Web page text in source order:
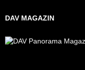
DAV MAGAZIN